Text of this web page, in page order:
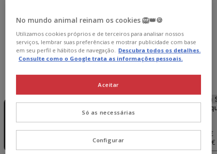
1.59€
70 g
19.08€
14.31€
(17.04€ / kg)
70 g
38.16€
36.63€
48
76.32€
71.74€
No mundo animal reinam os cookies 🦁👑🍪
Utilizamos cookies próprios e de terceiros para analisar nossos
serviços, lembrar suas preferências e mostrar publicidade com base
em seu perfil e hábitos de navegação. Descubra todos os detalhes.
Consulte como o Google trata as informações pessoais.
Só as necessárias
Aceitar
Configurar